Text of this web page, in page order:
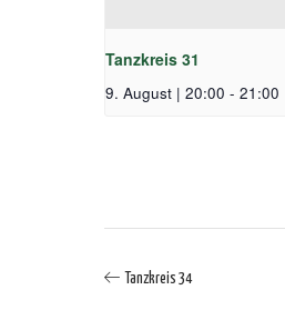
Tanzkreis 31
9. August | 20:00 - 21:00
Tanzkreis 34